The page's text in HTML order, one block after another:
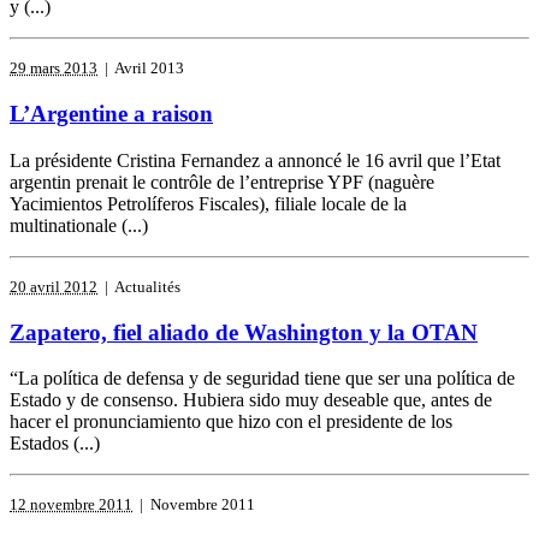
y (...)
29 mars 2013 | Avril 2013
L’Argentine a raison
La présidente Cristina Fernandez a annoncé le 16 avril que l’Etat
argentin prenait le contrôle de l’entreprise YPF (naguère
Yacimientos Petrolíferos Fiscales), filiale locale de la
multinationale (...)
20 avril 2012 | Actualités
Zapatero, fiel aliado de Washington y la OTAN
“La política de defensa y de seguridad tiene que ser una política de
Estado y de consenso. Hubiera sido muy deseable que, antes de
hacer el pronunciamiento que hizo con el presidente de los
Estados (...)
12 novembre 2011 | Novembre 2011